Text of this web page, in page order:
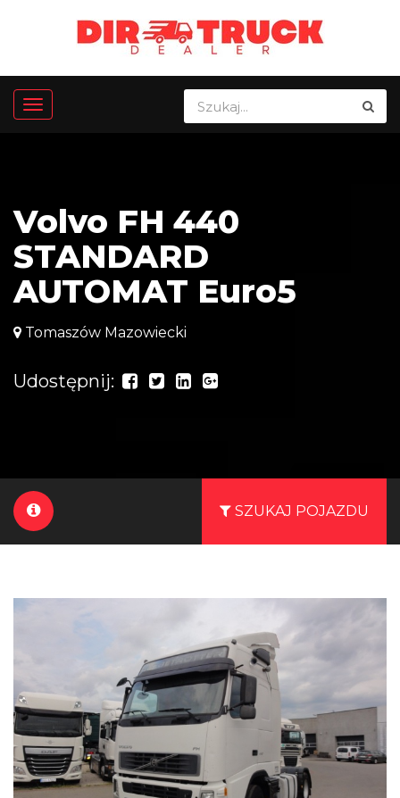
Volvo FH 440
STANDARD
AUTOMAT Euro5
Tomaszów Mazowiecki
Udostępnij:
SZUKAJ POJAZDU